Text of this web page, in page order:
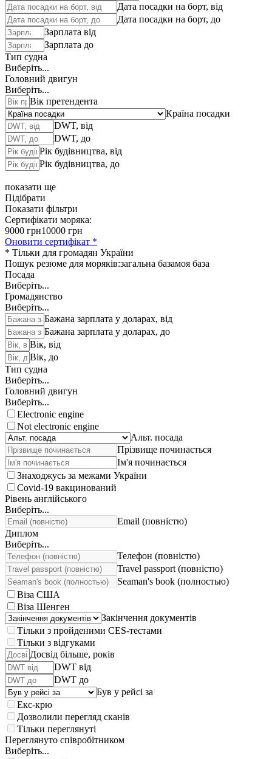
Дата посадки на борт, від
Дата посадки на борт, до
Зарплата від
Зарплата до
Тип судна
Виберіть...
Головний двигун
Виберіть...
Вік претендента
Країна посадки
DWT, від
DWT, до
Рік будівництва, від
Рік будівництва, до
показати ще
Підібрати
Показати фільтри
Сертифікати моряка:
9000 грн10000 грн
Оновити сертифікат *
* Тільки для громадян України
Пошук резюме для моряків:загальна базамоя база
Посада
Виберіть...
Громадянство
Виберіть...
Бажана зарплата у доларах, від
Бажана зарплата у доларах, до
Вік, від
Вік, до
Тип судна
Виберіть...
Головний двигун
Виберіть...
Electronic engine
Not electronic engine
Альт. посада
Прізвище починається
Ім'я починається
Знаходжусь за межами України
Covid-19 вакцинований
Рівень англійського
Виберіть...
Email (повністю)
Диплом
Виберіть...
Телефон (повністю)
Travel passport (повністю)
Seaman's book (полностью)
Віза США
Віза Шенген
Закінчення документів
Тільки з пройденими CES-тестами
Тільки з відгуками
Досвід більше, років
DWT від
DWT до
Був у рейсі за
Екс-крю
Дозволили перегляд сканів
Тільки переглянуті
Переглянуто співробітником
Виберіть...